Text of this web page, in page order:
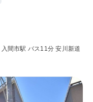
入間市駅 バス11分 安川新道